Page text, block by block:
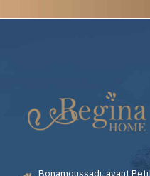
Casino
— Bonamoussadi, avant